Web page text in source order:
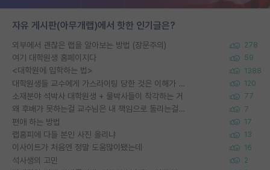
자유 게시판(아무개랩)에서 핫한 인기글은?
외부에서 괜찮은 랩을 알아보는 방법 (장문주의) 278
여기 대학원생 홈페이지다 59
<대학원에 입학하는 법> 1388
대학원생들 교수에게 가스라이팅 당한 것은 이해가 갑니다. 안타깝네요. 120
소재분야 석박사 대학원생 + 물박사들이 착각하는 거 77
왜 후배가 못하는걸 교수님은 내 책임으로 돌리는걸까요? 7
편애 하는 방법 17
랩홈피에 다들 본인 사진 올리냐 13
이사이트가 처음엔 정말 도움많이됐는데 16
석사생의 고민 2